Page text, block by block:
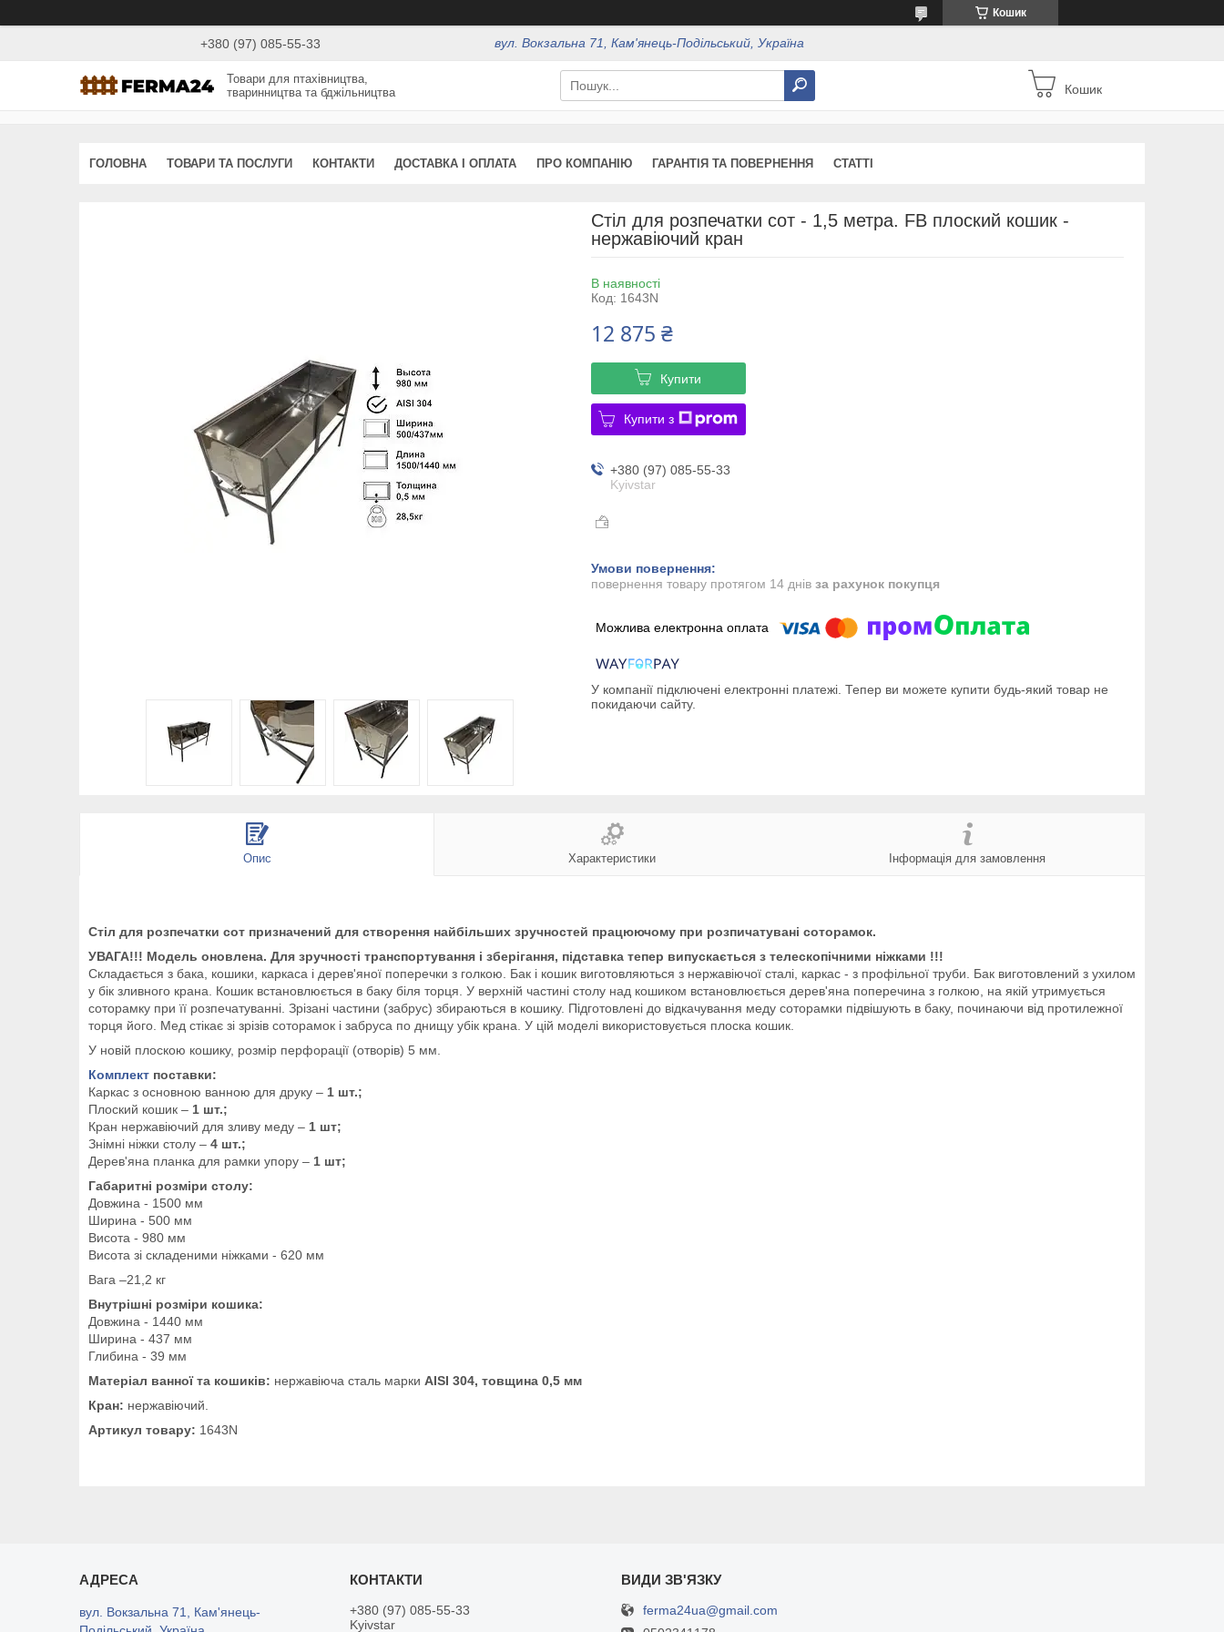
Кошик
+380 (97) 085-55-33 вул. Вокзальна 71, Кам'янець-Подільський, Україна
Товари для птахівництва,
тваринництва та бджільництва
Кошик
ГОЛОВНА ТОВАРИ ТА ПОСЛУГИ КОНТАКТИ ДОСТАВКА І ОПЛАТА ПРО КОМПАНІЮ ГАРАНТІЯ ТА ПОВЕРНЕННЯ СТАТТІ
Стіл для розпечатки сот - 1,5 метра. FB плоский кошик -
нержавіючий кран
В наявності
Код: 1643N
12 875 ₴
Купити
Купити з
+380 (97) 085-55-33
Kyivstar
повернення товару протягом 14 днів за рахунок покупця
У компанії підключені електронні платежі. Тепер ви можете купити будь-який товар не
покидаючи сайту.
Опис Характеристики Інформація для замовлення
Стіл для розпечатки сот призначений для створення найбільших зручностей працюючому при розпичатувані соторамок.
УВАГА!!! Модель оновлена. Для зручності транспортування і зберігання, підставка тепер випускається з телескопічними ніжками !!!
Складається з бака, кошики, каркаса і дерев'яної поперечки з голкою. Бак і кошик виготовляються з нержавіючої сталі, каркас - з профільної труби. Бак виготовлений з ухилом
у бік зливного крана. Кошик встановлюється в баку біля торця. У верхній частині столу над кошиком встановлюється дерев'яна поперечина з голкою, на якій утримується
соторамку при її розпечатуванні. Зрізані частини (забрус) збираються в кошику. Підготовлені до відкачування меду соторамки підвішують в баку, починаючи від протилежної
торця його. Мед стікає зі зрізів соторамок і забруса по днищу убік крана. У цій моделі використовується плоска кошик.
У новій плоскою кошику, розмір перфорації (отворів) 5 мм.
Комплект поставки:
Каркас з основною ванною для друку – 1 шт.;
Плоский кошик – 1 шт.;
Кран нержавіючий для зливу меду – 1 шт;
Знімні ніжки столу – 4 шт.;
Дерев'яна планка для рамки упору – 1 шт;
Габаритні розміри столу:
Довжина - 1500 мм
Ширина - 500 мм
Висота - 980 мм
Висота зі складеними ніжками - 620 мм
Вага –21,2 кг
Внутрішні розміри кошика:
Довжина - 1440 мм
Ширина - 437 мм
Глибина - 39 мм
Матеріал ванної та кошиків: нержавіюча сталь марки AISI 304, товщина 0,5 мм
Кран: нержавіючий.
Артикул товару: 1643N
вул. Вокзальна 71, Кам'янець-
+380 (97) 085-55-33
Kyivstar
ferma24ua@gmail.com